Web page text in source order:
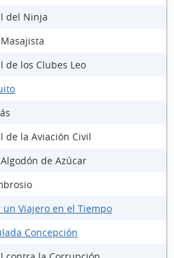
del Ninja
de los Clubes Leo
de la Aviación Civil
de Azúcar
un Viajero en el Tiempo
Concepción